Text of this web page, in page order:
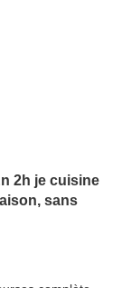
2h je cuisine
sans